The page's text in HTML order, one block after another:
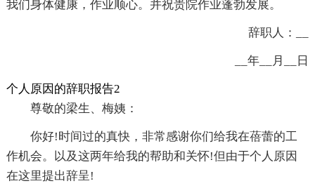
我们身体健康，作业顺心。并祝贵院作业蓬勃发展。
辞职人：__
__年__月__日
个人原因的辞职报告2
尊敬的梁生、梅姨：
你好!时间过的真快，非常感谢你们给我在蓓蕾的工
作机会。以及这两年给我的帮助和关怀!但由于个人原因
在这里提出辞呈!